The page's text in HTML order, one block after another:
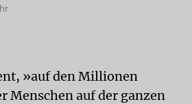
»auf den Millionen
Menschen auf der ganzen